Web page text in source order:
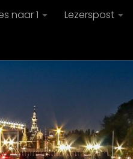
naar 1 Lezerspost